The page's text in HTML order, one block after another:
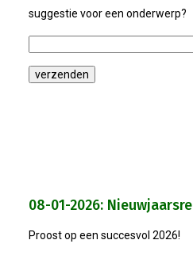
2024-
2024-
2024-
suggestie voor een onderwerp?
08-01-2026:
Proost op een succesvol 2026!